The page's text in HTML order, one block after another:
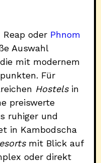
oder Phnom
Auswahl
mit modernem
Für
Hostelsin
preiswerte
ruhiger und
in Kambodscha
mit Blick auf
oder direkt